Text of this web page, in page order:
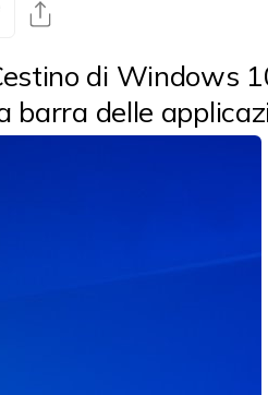
di Windows
barra delle